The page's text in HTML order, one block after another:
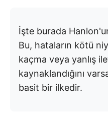
İşte burada
Bu, hataların kötü
kaçma veya yanlış
kaynaklandığını
basit bir ilkedir.